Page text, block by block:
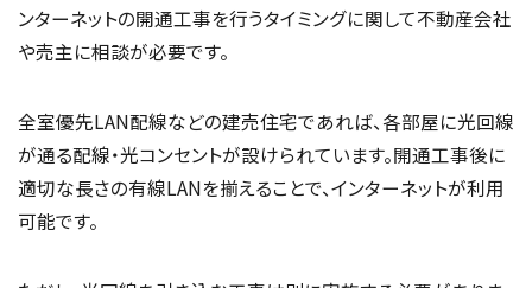
ンターネットの開通工事を行うタイミングに関して不動産会社
や売主に相談が必要です。
全室優先LAN配線などの建売住宅であれば、各部屋に光回線
が通る配線・光コンセントが設けられています。開通工事後に
適切な長さの有線LANを揃えることで、インターネットが利用
可能です。